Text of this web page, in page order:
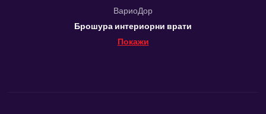
ВариоДор
Брошура интериорни врати
Покажи